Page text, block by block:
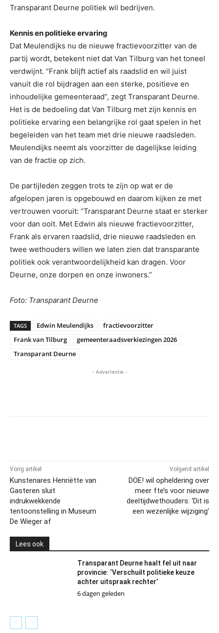
Transparant Deurne politiek wil bedrijven.
Kennis en politieke ervaring
Dat Meulendijks nu de nieuwe fractievoorzitter van de
partij wordt, betekent niet dat Van Tilburg van het toneel
verdwijnt. “Frank blijft actief als raadslid en wil juist
vanuit die rol bijdragen aan een sterke, positieve en
inhoudelijke gemeenteraad”, zegt Transparant Deurne.
Het is de bedoeling dat Van Tilburg met zijn kennis en
politieke ervaring een belangrijke rol gaat spelen in het
begeleiden van het team met drie nieuwe raadsleden.
Meulendijks neemt als voorzitter de dagelijkse leiding
van de fractie op zich.
De partijleden zeggen trots te zijn op wat er de
afgelopen jaren is opgebouwd en daarom kijken ze met
vertrouwen vooruit: “Transparant Deurne staat er sterker
voor dan ooit. Met Edwin als nieuwe fractievoorzitter,
Frank als ervaren raadslid, drie nieuwe raadsleden en
twee wethouders willen we laten zien dat transparante
politiek ook verantwoordelijkheid kan dragen. Voor
Deurne, onze dorpen en onze inwoners.”
Foto: Transparant Deurne
TAGS Edwin Meulendijks
fractievoorzitter
Frank van Tilburg
gemeenteraadsverkiezingen 2026
Transparant Deurne
- Advertentie -
Vorig artikel
Kunstenares Henriëtte van
Gasteren sluit
indrukwekkende
tentoonstelling in Museum
De Wieger af
Volgend artikel
DOE! wil opheldering over
meer fte’s voor nieuwe
deeltijdwethouders: ‘Dit is
een wezenlijke wijziging’
Lees ook
Transparant Deurne haalt fel uit naar
provincie: ‘Verschuilt politieke keuze
achter uitspraak rechter’
6 dagen geleden